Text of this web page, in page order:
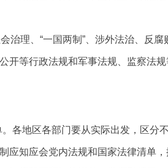
理、“一国两制”、涉外法治、反
开等行政法规和军事法规、监察法
各地区各部门要从实际出发，区分
知应会党内法规和国家法律清单